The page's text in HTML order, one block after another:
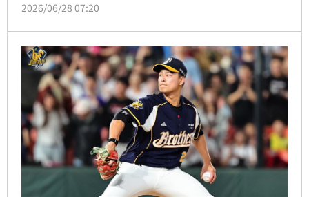
樂天桃猿2：0拿下完封勝。
2026/06/28 07:20